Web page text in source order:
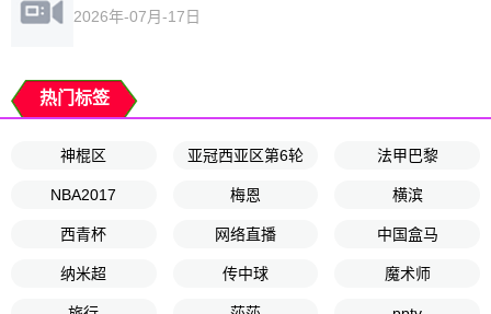
2026年-07月-17日
热门标签
神棍区 亚冠西亚区第6轮 法甲巴黎
NBA2017 梅恩 横滨
西青杯 网络直播 中国盒马
纳米超 传中球 魔术师